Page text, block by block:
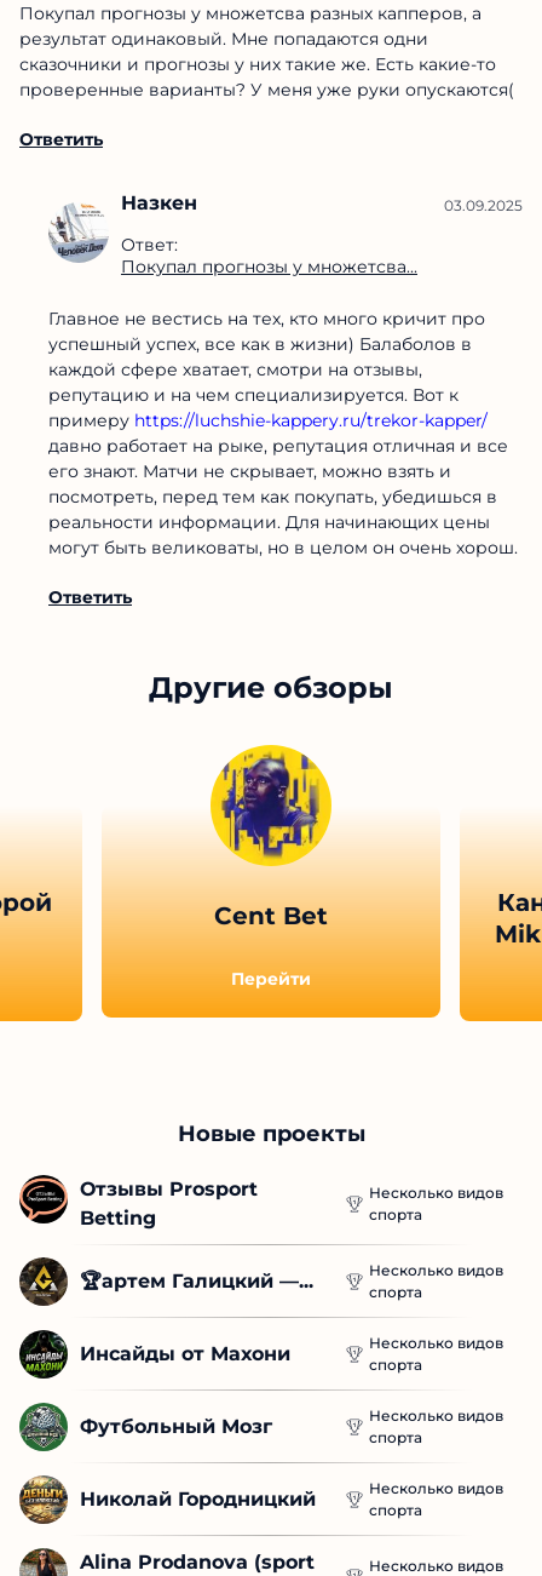
Покупал прогнозы у множетсва разных капперов, а
результат одинаковый. Мне попадаются одни
сказочники и прогнозы у них такие же. Есть какие-то
проверенные варианты? У меня уже руки опускаются(
Ответить
Назкен
Ответ:
Покупал прогнозы у множетсва...
03.09.2025
Главное не вестись на тех, кто много кричит про
успешный успех, все как в жизни) Балаболов в
каждой сфере хватает, смотри на отзывы,
репутацию и на чем специализируется. Вот к
примеру https://luchshie-kappery.ru/trekor-kapper/
давно работает на рыке, репутация отличная и все
его знают. Матчи не скрывает, можно взять и
посмотреть, перед тем как покупать, убедишься в
реальности информации. Для начинающих цены
могут быть великоваты, но в целом он очень хорош.
Ответить
Другие обзоры
Cent Bet
Перейти
Новые проекты
Отзывы Prosport
Betting
Несколько видов
спорта
🏆артем Галицкий —...
Несколько видов
спорта
Инсайды от Махони
Несколько видов
спорта
Футбольный Мозг
Несколько видов
спорта
Николай Городницкий
Несколько видов
спорта
Alina Prodanova (sport
Несколько видов